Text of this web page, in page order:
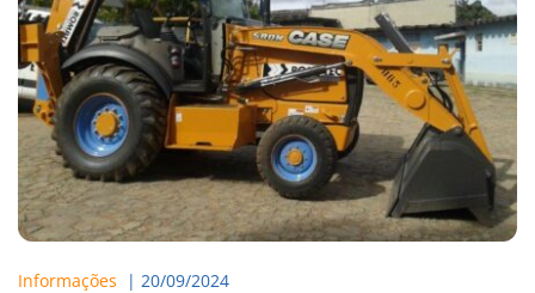
Informações
  |
20/09/2024